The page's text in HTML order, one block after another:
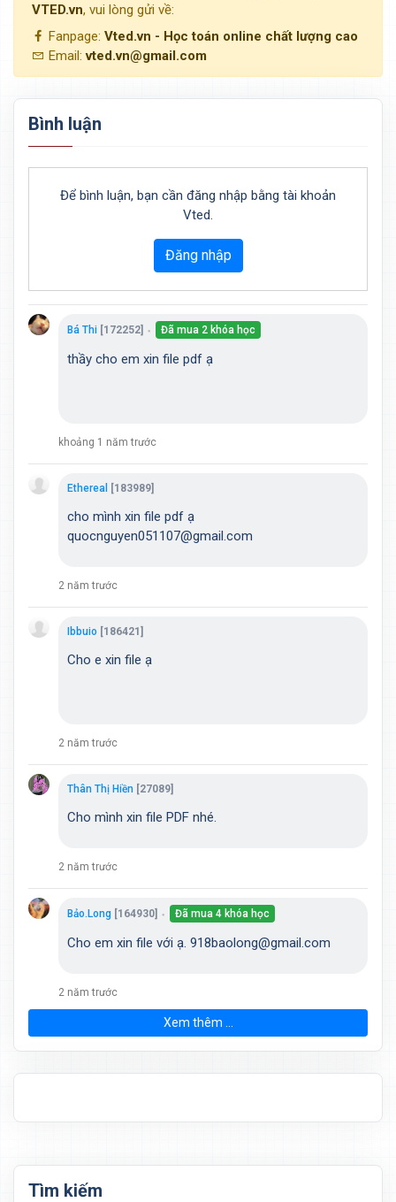
VTED.vn, vui lòng gửi về:
Fanpage: Vted.vn - Học toán online chất lượng cao
Email:vted.vn@gmail.com
Bình luận
Để bình luận, bạn cần đăng nhập bằng tài khoản
Vted.
Đăng nhập
Bá Thi [172252] ● Đã mua 2 khóa học
thầy cho em xin file pdf ạ
khoảng 1 năm trước
Ethereal [183989]
cho mình xin file pdf ạ
quocnguyen051107@gmail.com
2 năm trước
Ibbuio [186421]
Cho e xin file ạ
2 năm trước
Thân Thị Hiền [27089]
Cho mình xin file PDF nhé.
2 năm trước
Bảo.Long [164930] ● Đã mua 4 khóa học
Cho em xin file với ạ. 918baolong@gmail.com
2 năm trước
Xem thêm ...
Tìm kiếm